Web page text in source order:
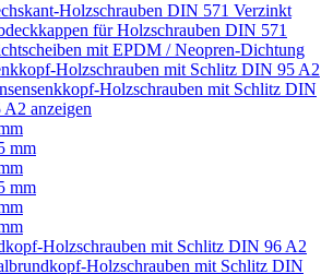
Holzschrauben DIN 571 Verzinkt
für Holzschrauben DIN 571
mit EPDM / Neopren-Dichtung
Holzschrauben mit Schlitz DIN 95 A2
Holzschrauben mit Schlitz DIN
A2 anzeigen
mm
mm
Holzschrauben mit Schlitz DIN 96 A2
Holzschrauben mit Schlitz DIN